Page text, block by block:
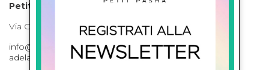
Petit Pasha
Via Cilea, 255 Napoli Corso Umberto I 301 Napoli
info@petitpasha.com, petitpasha@hotmail.it,
adelaide.petitpasha@hotmail.com